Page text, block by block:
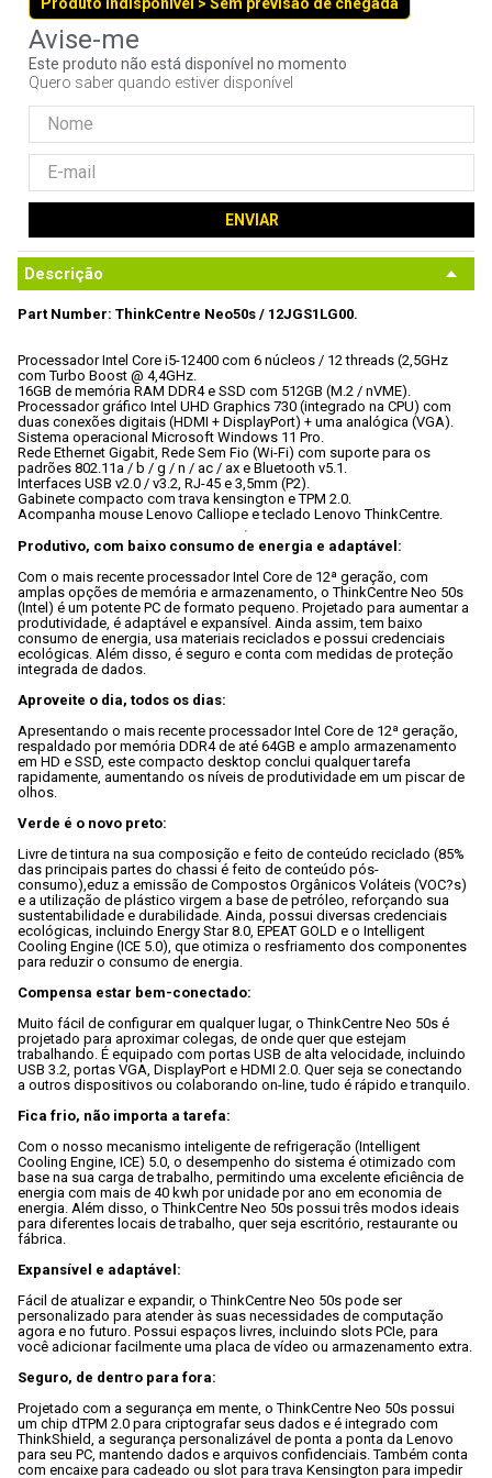
Este produto não está disponível no momento
Quero saber quando estiver disponível
ENVIAR
Descrição
Part Number: ThinkCentre Neo50s / 12JGS1LG00.
Processador Intel Core i5-12400 com 6 núcleos / 12 threads (2,5GHz
com Turbo Boost @ 4,4GHz.
16GB de memória RAM DDR4 e SSD com 512GB (M.2 / nVME).
Processador gráfico Intel UHD Graphics 730 (integrado na CPU) com
duas conexões digitais (HDMI + DisplayPort) + uma analógica (VGA).
Sistema operacional Microsoft Windows 11 Pro.
Rede Ethernet Gigabit, Rede Sem Fio (Wi-Fi) com suporte para os
padrões 802.11a / b / g / n / ac / ax e Bluetooth v5.1.
Interfaces USB v2.0 / v3.2, RJ-45 e 3,5mm (P2).
Gabinete compacto com trava kensington e TPM 2.0.
Produtivo, com baixo consumo de energia e adaptável:
Com o mais recente processador Intel Core de 12ª geração, com
amplas opções de memória e armazenamento, o ThinkCentre Neo 50s
(Intel) é um potente PC de formato pequeno. Projetado para aumentar a
produtividade, é adaptável e expansível. Ainda assim, tem baixo
consumo de energia, usa materiais reciclados e possui credenciais
ecológicas. Além disso, é seguro e conta com medidas de proteção
integrada de dados.
Aproveite o dia, todos os dias:
Apresentando o mais recente processador Intel Core de 12ª geração,
respaldado por memória DDR4 de até 64GB e amplo armazenamento
em HD e SSD, este compacto desktop conclui qualquer tarefa
rapidamente, aumentando os níveis de produtividade em um piscar de
olhos.
Verde é o novo preto:
Livre de tintura na sua composição e feito de conteúdo reciclado (85%
das principais partes do chassi é feito de conteúdo pós-
consumo),eduz a emissão de Compostos Orgânicos Voláteis (VOC?s)
e a utilização de plástico virgem a base de petróleo, reforçando sua
sustentabilidade e durabilidade. Ainda, possui diversas credenciais
ecológicas, incluindo Energy Star 8.0, EPEAT GOLD e o Intelligent
Cooling Engine (ICE 5.0), que otimiza o resfriamento dos componentes
para reduzir o consumo de energia.
Compensa estar bem-conectado:
Muito fácil de configurar em qualquer lugar, o ThinkCentre Neo 50s é
projetado para aproximar colegas, de onde quer que estejam
trabalhando. É equipado com portas USB de alta velocidade, incluindo
USB 3.2, portas VGA, DisplayPort e HDMI 2.0. Quer seja se conectando
a outros dispositivos ou colaborando on-line, tudo é rápido e tranquilo.
Fica frio, não importa a tarefa:
Com o nosso mecanismo inteligente de refrigeração (Intelligent
Cooling Engine, ICE) 5.0, o desempenho do sistema é otimizado com
base na sua carga de trabalho, permitindo uma excelente eficiência de
energia com mais de 40 kwh por unidade por ano em economia de
energia. Além disso, o ThinkCentre Neo 50s possui três modos ideais
para diferentes locais de trabalho, quer seja escritório, restaurante ou
fábrica.
Expansível e adaptável:
Fácil de atualizar e expandir, o ThinkCentre Neo 50s pode ser
personalizado para atender às suas necessidades de computação
agora e no futuro. Possui espaços livres, incluindo slots PCIe, para
você adicionar facilmente uma placa de vídeo ou armazenamento extra.
Seguro, de dentro para fora:
Projetado com a segurança em mente, o ThinkCentre Neo 50s possui
um chip dTPM 2.0 para criptografar seus dados e é integrado com
ThinkShield, a segurança personalizável de ponta a ponta da Lenovo
para seu PC, mantendo dados e arquivos confidenciais. Também conta
com encaixe para cadeado ou slot para trava Kensington para impedir
9º
ventoinha
10º hd